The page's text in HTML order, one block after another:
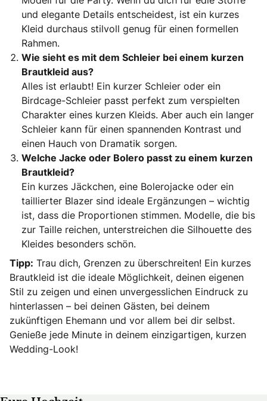
und elegante Details entscheidest, ist ein kurzes
Kleid durchaus stilvoll genug für einen formellen
Rahmen.
Wie sieht es mit dem Schleier bei einem kurzen
Brautkleid aus?
Alles ist erlaubt! Ein kurzer Schleier oder ein
Birdcage-Schleier passt perfekt zum verspielten
Charakter eines kurzen Kleids. Aber auch ein langer
Schleier kann für einen spannenden Kontrast und
einen Hauch von Dramatik sorgen.
Welche Jacke oder Bolero passt zu einem kurzen
Brautkleid?
Ein kurzes Jäckchen, eine Bolerojacke oder ein
taillierter Blazer sind ideale Ergänzungen – wichtig
ist, dass die Proportionen stimmen. Modelle, die bis
zur Taille reichen, unterstreichen die Silhouette des
Kleides besonders schön.
Tipp: Trau dich, Grenzen zu überschreiten! Ein kurzes
Brautkleid ist die ideale Möglichkeit, deinen eigenen
Stil zu zeigen und einen unvergesslichen Eindruck zu
hinterlassen – bei deinen Gästen, bei deinem
zukünftigen Ehemann und vor allem bei dir selbst.
Genieße jede Minute in deinem einzigartigen, kurzen
Wedding-Look!